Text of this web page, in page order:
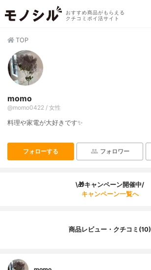
おすすめ商品がもらえる
クチコミポイ活サイト
TOP
momo
@momo0422 / 女性
料理や家電が大好きです✨
フォローする フォロワー
\🎁キャンペーン開催中/
キャンペーン一覧へ
商品レビュー・クチコミ(10)